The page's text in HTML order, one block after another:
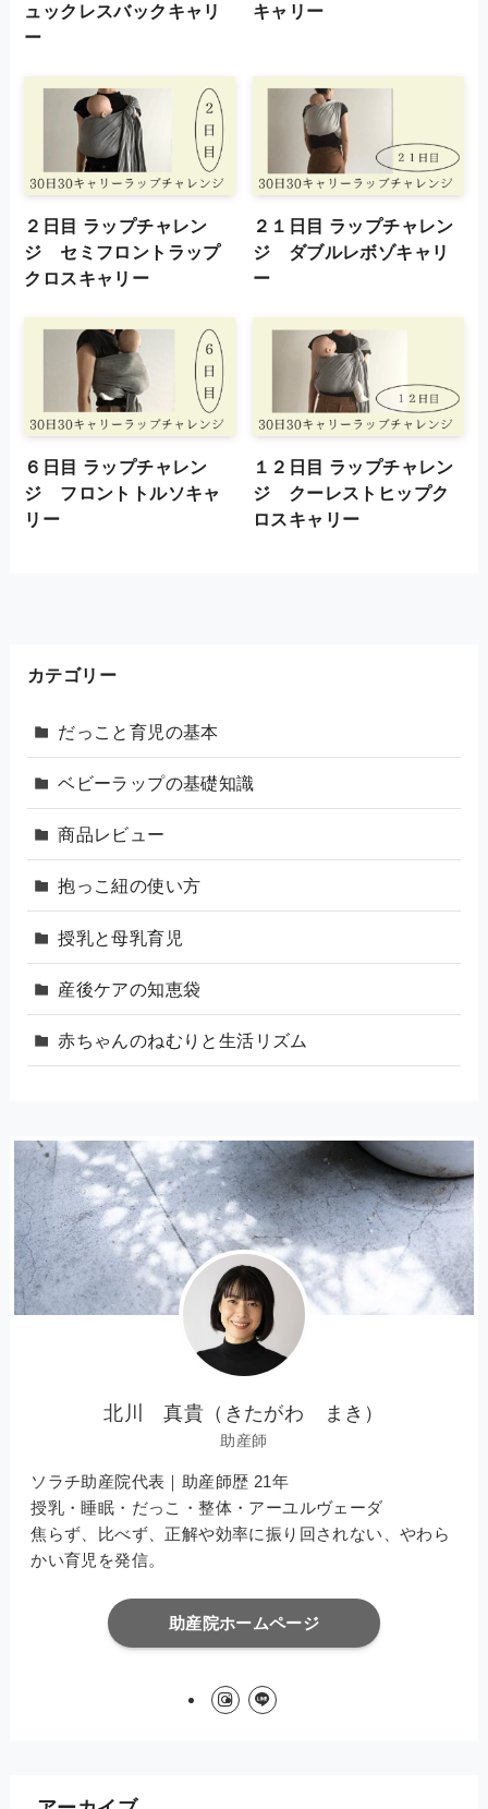
ュックレスバックキャリ
ー
キャリー
２日目 ラップチャレン
ジ セミフロントラップ
クロスキャリー
２１日目 ラップチャレン
ジ ダブルレボゾキャリ
ー
６日目 ラップチャレン
ジ フロントトルソキャ
リー
１２日目 ラップチャレン
ジ クーレストヒップク
ロスキャリー
カテゴリー
だっこと育児の基本
ベビーラップの基礎知識
商品レビュー
抱っこ紐の使い方
授乳と母乳育児
産後ケアの知恵袋
赤ちゃんのねむりと生活リズム
北川 真貴（きたがわ まき）
助産師
ソラチ助産院代表｜助産師歴 21年
授乳・睡眠・だっこ・整体・アーユルヴェーダ
焦らず、比べず、正解や効率に振り回されない、やわら
かい育児を発信。
助産院ホームページ